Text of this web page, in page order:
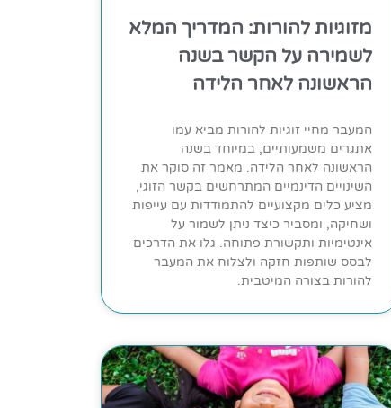
מזוגיות להורות: המדריך המלא
לשמירה על הקשר בשנה
הראשונה לאחר הלידה
המעבר מחיי זוגיות להורות מביא עמו
אתגרים משמעותיים, במיוחד בשנה
הראשונה לאחר הלידה. מאמר זה סוקר את
השינויים הדינמיים המתרחשים בקשר הזוגי,
מציע כלים מקצועיים להתמודדות עם עייפות
ושחיקה, ומסביר כיצד ניתן לשמור על
אינטימיות ותקשורת פתוחה. גלו את הדרכים
לבסס שותפות חזקה ולצלוח את המעבר
להורות בצורה המיטבית.